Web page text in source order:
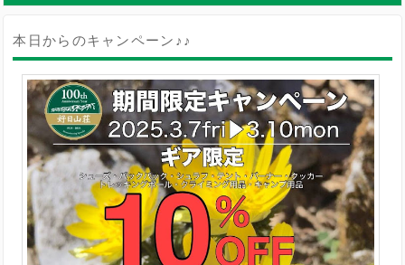
本日からのキャンペーン♪♪